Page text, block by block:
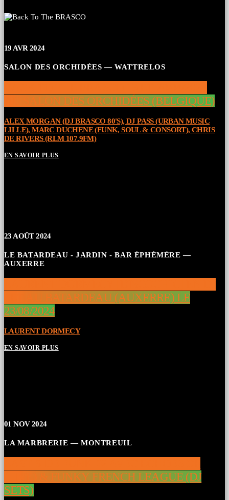
19 AVR 2024
SALON DES ORCHIDÉES — WATTRELOS
AU SALON DES ORCHIDÉES (BELGIQUE)
ALEX MORGAN (DJ BRASCO 80'S), DJ PASS (URBAN MUSIC
LILLE), MARC DUCHENE (FUNK, SOUL & CONSORT), CHRIS
DE RIVERS (RLM 107.9FM)
EN SAVOIR PLUS
23 AOÛT 2024
LE BATARDEAU - JARDIN - BAR ÉPHÉMÈRE —
AUXERRE
LAURENT DORMECY [DISCOCHIC] EN DJ
SET AU BATARDEAU (AUXERRE) LE
23/08/2024
LAURENT DORMECY
EN SAVOIR PLUS
01 NOV 2024
LA MARBRERIE — MONTREUIL
(LIVE) & FUNKY FRENCH LEAGUE (DJ
SETS)